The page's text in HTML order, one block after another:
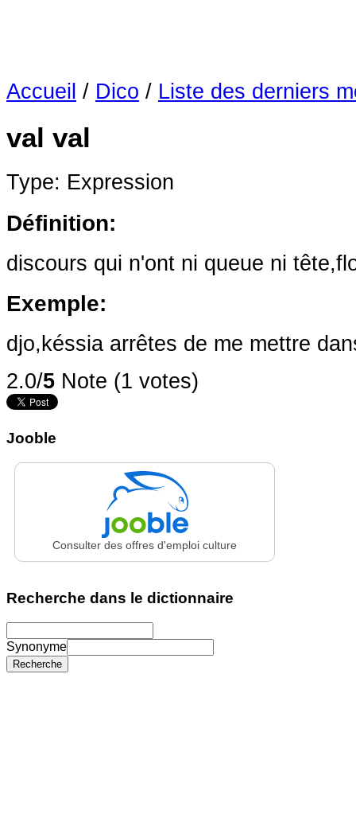
Accueil / Dico / Liste des derniers
val val
Type: Expression
Définition:
discours qui n'ont ni queue ni
Exemple:
djo,késsia arrêtes de me mettre
2.0/5 Note (1 votes)
Jooble
Consulter des offres d'emploi culture
Recherche dans le dictionnaire
Synonyme
Recherche